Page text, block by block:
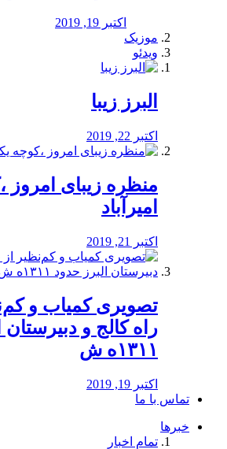
اکتبر 19, 2019
موزیک
ویدئو
البرز زیبا
اکتبر 22, 2019
منظره‌‌ زیبای امروز
امیرآباد
اکتبر 21, 2019
️تصویری کمیاب و
راه كالج و دبيرستان
۱۳۱۱ه ش
اکتبر 19, 2019
تماس با ما
خبرها
تمام اخبار